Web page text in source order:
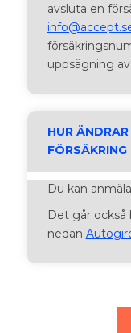
avsluta en
uppsägning
HUR
Du kan anmäla
Det går också
nedan